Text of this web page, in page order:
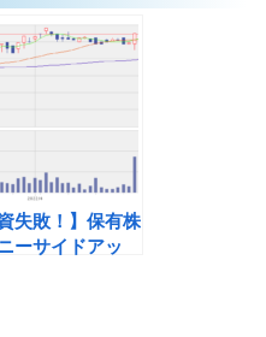
n
資失敗！】保有株
ニーサイドアッ